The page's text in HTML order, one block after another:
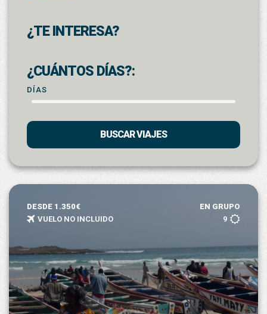
¿TE INTERESA?
¿CUÁNTOS DÍAS?:
DÍAS
BUSCAR VIAJES
DESDE 1.350€
EN GRUPO
VUELO NO INCLUIDO
9